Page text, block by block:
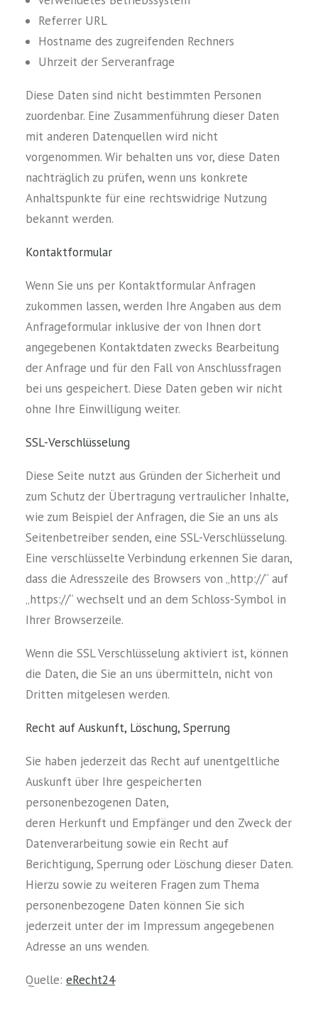
Referrer URL
Hostname des zugreifenden Rechners
Uhrzeit der Serveranfrage
Diese Daten sind nicht bestimmten Personen
zuordenbar. Eine Zusammenführung dieser Daten
mit anderen Datenquellen wird nicht
vorgenommen. Wir behalten uns vor, diese Daten
nachträglich zu prüfen, wenn uns konkrete
Anhaltspunkte für eine rechtswidrige Nutzung
bekannt werden.
Kontaktformular
Wenn Sie uns per Kontaktformular Anfragen
zukommen lassen, werden Ihre Angaben aus dem
Anfrageformular inklusive der von Ihnen dort
angegebenen Kontaktdaten zwecks Bearbeitung
der Anfrage und für den Fall von Anschlussfragen
bei uns gespeichert. Diese Daten geben wir nicht
ohne Ihre Einwilligung weiter.
SSL-Verschlüsselung
Diese Seite nutzt aus Gründen der Sicherheit und
zum Schutz der Übertragung vertraulicher Inhalte,
wie zum Beispiel der Anfragen, die Sie an uns als
Seitenbetreiber senden, eine SSL-Verschlüsselung.
Eine verschlüsselte Verbindung erkennen Sie daran,
dass die Adresszeile des Browsers von „http://“ auf
„https://“ wechselt und an dem Schloss-Symbol in
Ihrer Browserzeile.
Wenn die SSL Verschlüsselung aktiviert ist, können
die Daten, die Sie an uns übermitteln, nicht von
Dritten mitgelesen werden.
Recht auf Auskunft, Löschung, Sperrung
Sie haben jederzeit das Recht auf unentgeltliche
Auskunft über Ihre gespeicherten
personenbezogenen Daten,
deren Herkunft und Empfänger und den Zweck der
Datenverarbeitung sowie ein Recht auf
Berichtigung, Sperrung oder Löschung dieser Daten.
Hierzu sowie zu weiteren Fragen zum Thema
personenbezogene Daten können Sie sich
jederzeit unter der im Impressum angegebenen
Adresse an uns wenden.
Quelle: eRecht24